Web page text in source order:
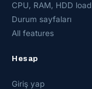
CPU, RAM, HDD load
Durum sayfaları
All features
Hesap
Giriş yap